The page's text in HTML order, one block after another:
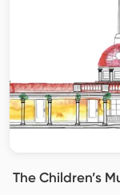
The Children’s